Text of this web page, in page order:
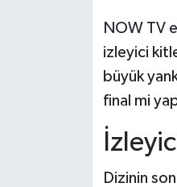
NOW TV
izleyici
büyük
final mi
Dizinin
Karadeniz Haberleri
Ulusal Haberler
Teknoloji Haberleri
Siyaset Haberleri